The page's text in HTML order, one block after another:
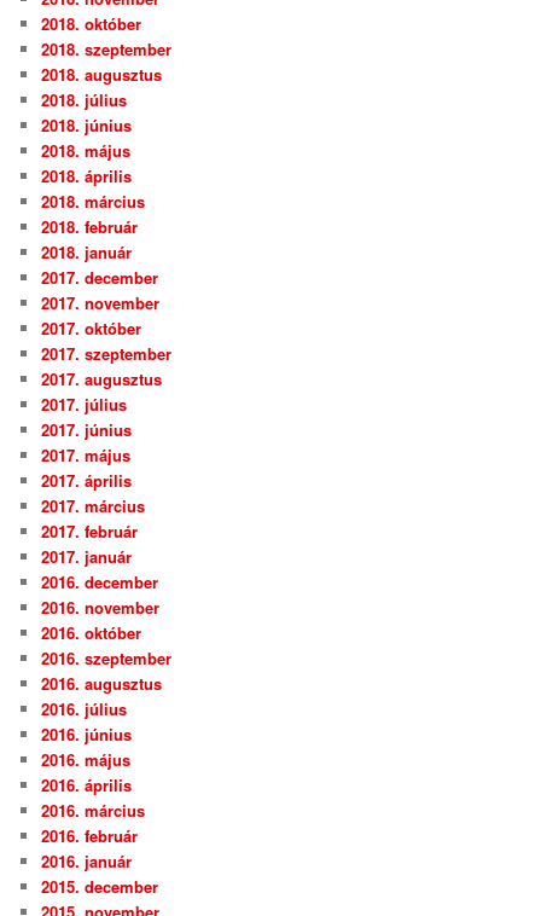
2018. október
2018. szeptember
2018. augusztus
2018. július
2018. június
2018. május
2018. április
2018. március
2018. február
2018. január
2017. december
2017. november
2017. október
2017. szeptember
2017. augusztus
2017. július
2017. június
2017. május
2017. április
2017. március
2017. február
2017. január
2016. december
2016. november
2016. október
2016. szeptember
2016. augusztus
2016. július
2016. június
2016. május
2016. április
2016. március
2016. február
2016. január
2015. december